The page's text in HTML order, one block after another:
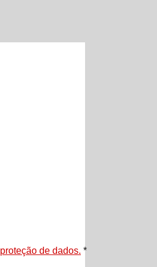
proteção de dados. *